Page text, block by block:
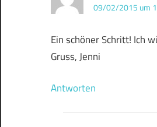
09/02/2015 um
Ein schöner Schritt! Ich
Gruss, Jenni
Antworten